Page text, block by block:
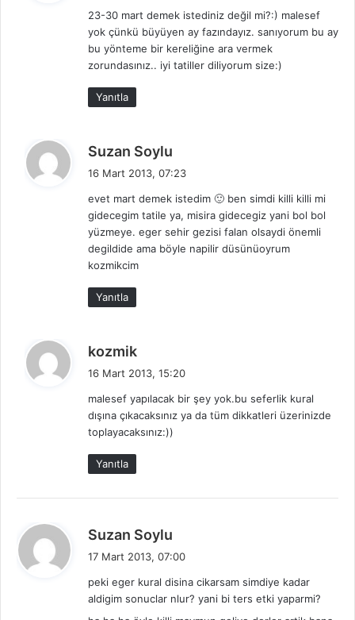
i
k
i
23-30 mart demek istediniz değil mi?:) malesef
yok çünkü büyüyen ay fazındayız. sanıyorum bu ay
bu yönteme bir kereliğine ara vermek
zorundasınız.. iyi tatiller diliyorum size:)
Yanıtla
Suzan Soylu
k
i
:
16 Mart 2013, 07:23
evet mart demek istedim 🙂 ben simdi killi killi mi
gidecegim tatile ya, misira gidecegiz yani bol bol
yüzmeye. eger sehir gezisi falan olsaydi önemli
degildide ama böyle napilir düsünüoyrum
kozmikcim
Yanıtla
kozmik
i
k
i
16 Mart 2013, 15:20
malesef yapılacak bir şey yok.bu seferlik kural
dışına çıkacaksınız ya da tüm dikkatleri üzerinizde
toplayacaksınız:))
Yanıtla
Suzan Soylu
i
k
17 Mart 2013, 07:00
peki eger kural disina cikarsam simdiye kadar
aldigim sonuclar nlur? yani bi ters etki yaparmi?